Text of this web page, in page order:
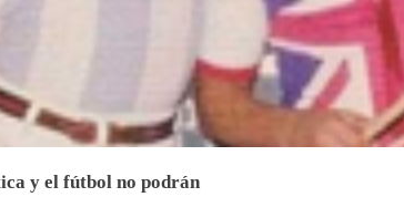
y el fútbol no podrán